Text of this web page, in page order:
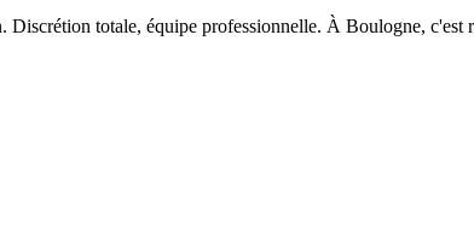
Discrétion totale, équipe professionnelle. À Boulogne, c'est